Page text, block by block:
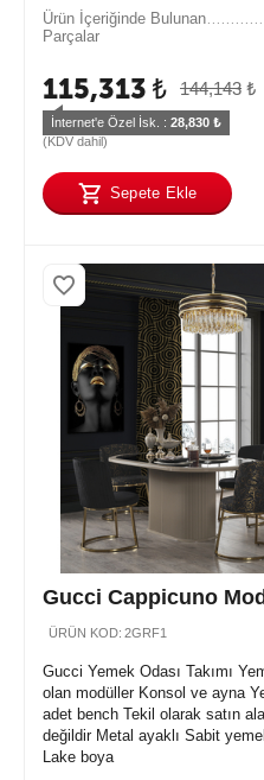
Ürün İçeriğinde Bulunan
Parçalar
144,143 ₺
115,313 ₺
İnternet'e Özel İsk. : 28,830 ₺
(KDV dahil)
Sepete Ekle
Gucci Cappicuno
ÜRÜN KOD: 2GRF1
Gucci Yemek Odası Takımı
olan modüller Konsol ve ayna
adet bench Tekil olarak satın
değildir Metal ayaklı Sabit
Lake boya